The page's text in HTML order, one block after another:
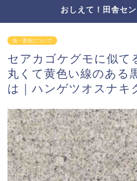
おしえて！田舎セン
虫・害虫について
セアカゴケグモに似て
丸くて黄色い線のある
は｜ハンゲツオスナキ